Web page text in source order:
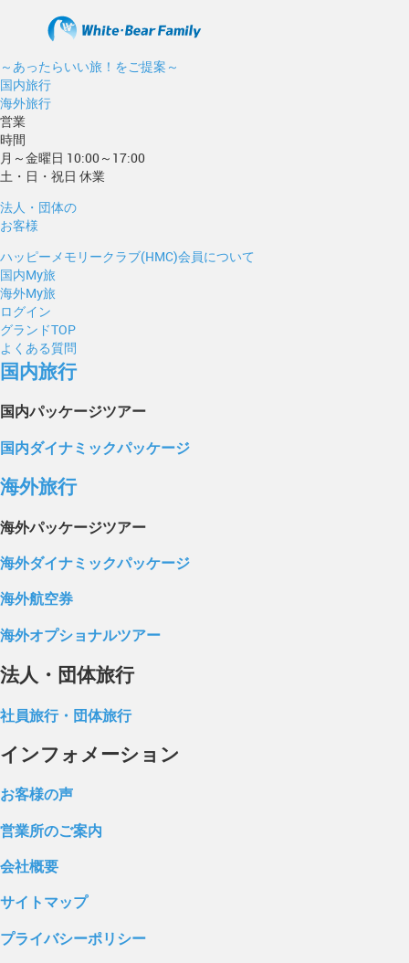
～あったらいい旅！をご提案～
国内旅行
海外旅行
営業
時間
月～金曜日 10:00～17:00
土・日・祝日 休業
法人・団体の
お客様
ハッピーメモリークラブ(HMC)会員について
国内My旅
海外My旅
ログイン
グランドTOP
よくある質問
国内旅行
国内パッケージツアー
国内ダイナミックパッケージ
海外旅行
海外パッケージツアー
海外ダイナミックパッケージ
海外航空券
海外オプショナルツアー
法人・団体旅行
社員旅行・団体旅行
インフォメーション
お客様の声
営業所のご案内
会社概要
サイトマップ
プライバシーポリシー